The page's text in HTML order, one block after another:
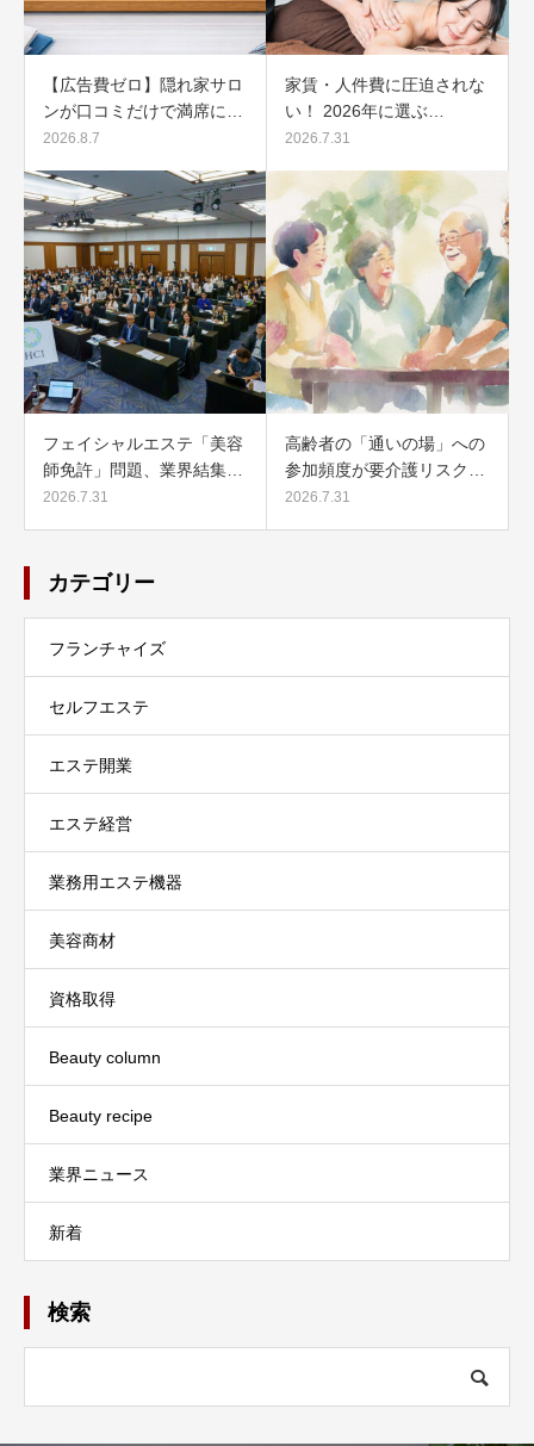
【広告費ゼロ】隠れ家サロ
ンが口コミだけで満席に…
2026.8.7
家賃・人件費に圧迫されな
い！ 2026年に選ぶ…
2026.7.31
フェイシャルエステ「美容
師免許」問題、業界結集…
2026.7.31
高齢者の「通いの場」への
参加頻度が要介護リスク…
2026.7.31
カテゴリー
フランチャイズ
セルフエステ
エステ開業
エステ経営
業務用エステ機器
美容商材
資格取得
Beauty column
Beauty recipe
業界ニュース
新着
検索